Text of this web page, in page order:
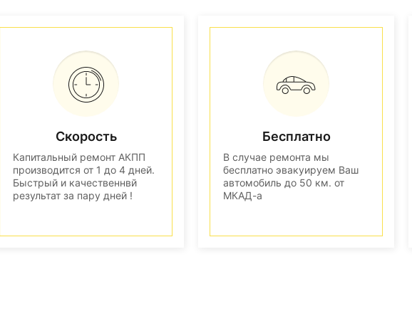
Скорость
Капитальный ремонт АКПП
производится от 1 до 4 дней.
Быстрый и качественнвй
результат за пару дней !
Бесплатно
В случае ремонта мы
бесплатно эвакуируем Ваш
автомобиль до 50 км. от
МКАД-а